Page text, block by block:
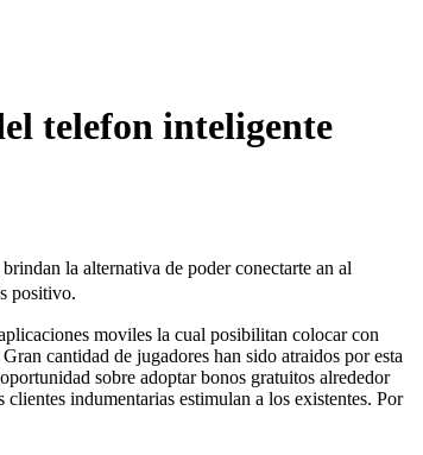
telefon inteligente
la alternativa de poder conectarte an al
positivo.
moviles la cual posibilitan colocar con
cantidad de jugadores han sido atraidos por esta
sobre adoptar bonos gratuitos alrededor
indumentarias estimulan a los existentes. Por